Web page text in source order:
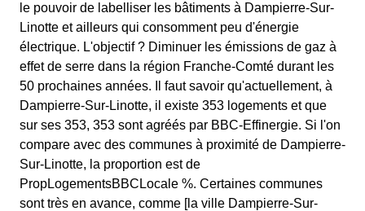
le pouvoir de labelliser les bâtiments à Dampierre-Sur-
Linotte et ailleurs qui consomment peu d'énergie
électrique. L'objectif ? Diminuer les émissions de gaz à
effet de serre dans la région Franche-Comté durant les
50 prochaines années. Il faut savoir qu'actuellement, à
Dampierre-Sur-Linotte, il existe 353 logements et que
sur ses 353, 353 sont agréés par BBC-Effinergie. Si l'on
compare avec des communes à proximité de Dampierre-
Sur-Linotte, la proportion est de
PropLogementsBBCLocale %. Certaines communes
sont très en avance, comme [la ville Dampierre-Sur-